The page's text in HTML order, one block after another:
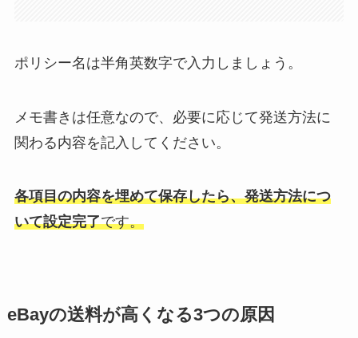
ポリシー名は半角英数字で入力しましょう。
メモ書きは任意なので、必要に応じて発送方法に
関わる内容を記入してください。
各項目の内容を埋めて保存したら、発送方法につ
いて設定完了です。
eBayの送料が高くなる3つの原因